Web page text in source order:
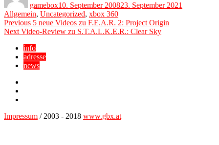
gamebox10. September 200823. September 2021
Allgemein, Uncategorized, xbox 360
Beitragsnavigation
Previous Previous
post:
5 neue Videos zu F.E.A.R. 2: Project Origin
Next Next
Video-Review zu S.T.A.L.K.E.R.: Clear Sky
info
adresse
news
Impressum / 2003 - 2018 www.gbx.at